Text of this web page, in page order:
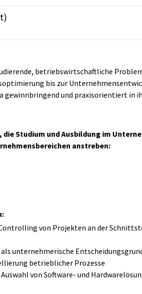
betriebswirtschaftliche
bis zur
gewinnbringend und praxisorientiert in
Studium und Ausbildung im
anstreben:
von Projekten an der
unternehmerische
betrieblicher Prozesse
Auswahl von Software- und